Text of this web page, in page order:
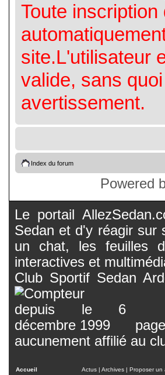
Toute
site.L'utilisateur
valide, sans
avertissement.
Index du forum
Powered
Le portail
Sedan et d'y réagir sur
un chat, les feuilles
interactives et
Club Sportif Sedan
aucunement affilié au
Accueil Actus | Archives | Proposer un